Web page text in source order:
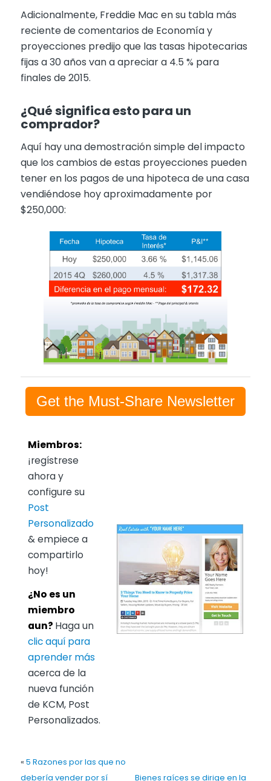
Adicionalmente, Freddie Mac en su tabla más
reciente de comentarios de Economía y
proyecciones predijo que las tasas hipotecarias
fijas a 30 años van a apreciar a 4.5 % para
finales de 2015.
¿Qué significa esto para un
comprador?
Aquí hay una demostración simple del impacto
que los cambios de estas proyecciones pueden
tener en los pagos de una hipoteca de una casa
vendiéndose hoy aproximadamente por
$250,000:
Get the Must-Share Newsletter
Miembros:
¡regístrese
ahora y
configure su
Post
Personalizado
& empiece a
compartirlo
hoy!
¿No es un
miembro
aun? Haga un
clic aquí para
aprender más
acerca de la
nueva función
de KCM, Post
Personalizados.
« 5 Razones por las que no
debería vender por sí
Bienes raíces se dirige en la